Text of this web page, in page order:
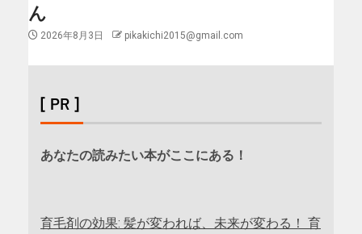
ん
2026年8月3日 pikakichi2015@gmail.com
[ PR ]
あなたの読みたい本がここにある！
育毛剤の効果: 髪が変われば、未来が変わる！ 育